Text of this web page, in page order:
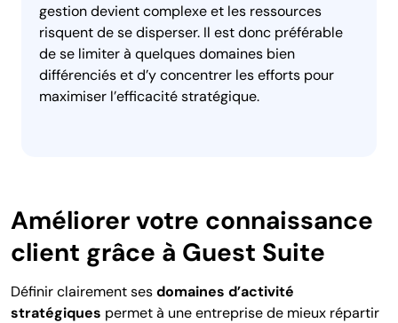
gestion devient complexe et les ressources
risquent de se disperser. Il est donc préférable
de se limiter à quelques domaines bien
différenciés et d’y concentrer les efforts pour
maximiser l’efficacité stratégique.
Améliorer votre connaissance
client grâce à Guest Suite
Définir clairement sesdomaines d’activité
stratégiques permet à une entreprise de mieux répartir